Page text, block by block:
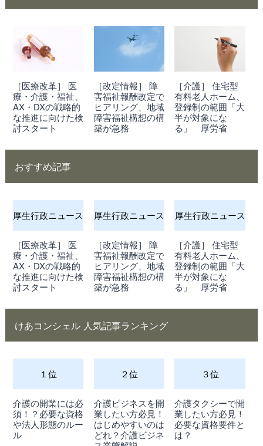
［医療改革］ 医
療・介護・福祉、
AX・DXの戦略的
な推進に向けた検
討スタート
［改定情報］ 障
害福祉報酬改定で
ヒアリング、地域
障害福祉構想の構
築が急務
［介護］ 住宅型
有料老人ホーム、
登録制の範囲「大
半が対象にな
る」 厚労省
おすすめ記事
厚生行政ニュース
［医療改革］ 医
療・介護・福祉、
AX・DXの戦略的
な推進に向けた検
討スタート
厚生行政ニュース
［改定情報］ 障
害福祉報酬改定で
ヒアリング、地域
障害福祉構想の構
築が急務
厚生行政ニュース
［介護］ 住宅型
有料老人ホーム、
登録制の範囲「大
半が対象にな
る」 厚労省
けあコンシェル 人気記事ランキング
１位
介護の開業には必
須！？必要な資格
や法人形態のルー
ル
２位
介護ビジネスを開
業したい方必見！
はじめやすいのは
どれ？介護ビジネ
３位
介護タクシーで開
業したい方必見！
必要な資格要件と
は？